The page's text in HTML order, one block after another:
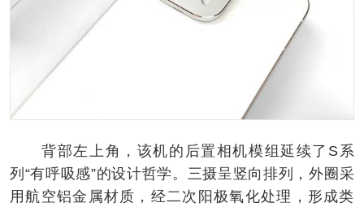
背部左上角，该机的后置相机模组延续了S系
列“有呼吸感”的设计哲学。三摄呈竖向排列，外圈采
用航空铝金属材质，经二次阳极氧化处理，形成类